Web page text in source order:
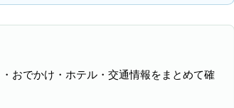
おでかけ・ホテル・交通情報をまとめて確